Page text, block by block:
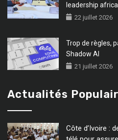
leadership
22 juillet 2026
Trop de règles,
Shadow AI
21 juillet 2026
Actualités
Côte d’Ivoire :